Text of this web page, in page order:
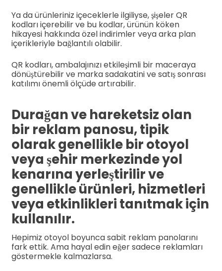
Ya da ürünleriniz içeceklerle ilgiliyse, şişeler QR
kodları içerebilir ve bu kodlar, ürünün köken
hikayesi hakkında özel indirimler veya arka plan
içerikleriyle bağlantılı olabilir.
QR kodları, ambalajınızı etkileşimli bir maceraya
dönüştürebilir ve marka sadakatini ve satış sonrası
katılımı önemli ölçüde artırabilir.
Durağan ve hareketsiz olan
bir reklam panosu, tipik
olarak genellikle bir otoyol
veya şehir merkezinde yol
kenarına yerleştirilir ve
genellikle ürünleri, hizmetleri
veya etkinlikleri tanıtmak için
kullanılır.
Hepimiz otoyol boyunca sabit reklam panolarını
fark ettik. Ama hayal edin eğer sadece reklamları
göstermekle kalmazlarsa.